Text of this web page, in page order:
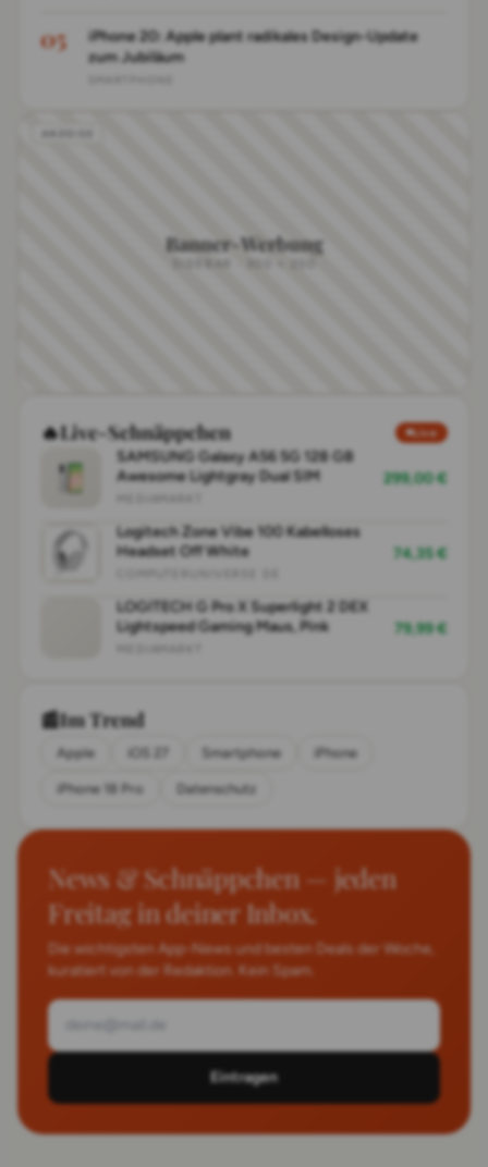
iPhone 20: Apple plant radikales Design-Update
zum Jubiläum
Banner-Werbung
🔥Live-Schnäppchen Live
SAMSUNG Galaxy A56 5G 128 GB
Awesome Lightgray Dual SIM
299,00 €
Logitech Zone Vibe 100 Kabelloses
Headset Off White
74,35 €
LOGITECH G Pro X Superlight 2 DEX
Lightspeed Gaming Maus, Pink
79,99 €
📰Im Trend
Apple iOS 27 Smartphone iPhone
iPhone 18 Pro Datenschutz
News & Schnäppchen — jeden
Freitag in deiner Inbox.
Die wichtigsten App-News und besten Deals der Woche,
kuratiert von der Redaktion. Kein Spam.
Eintragen